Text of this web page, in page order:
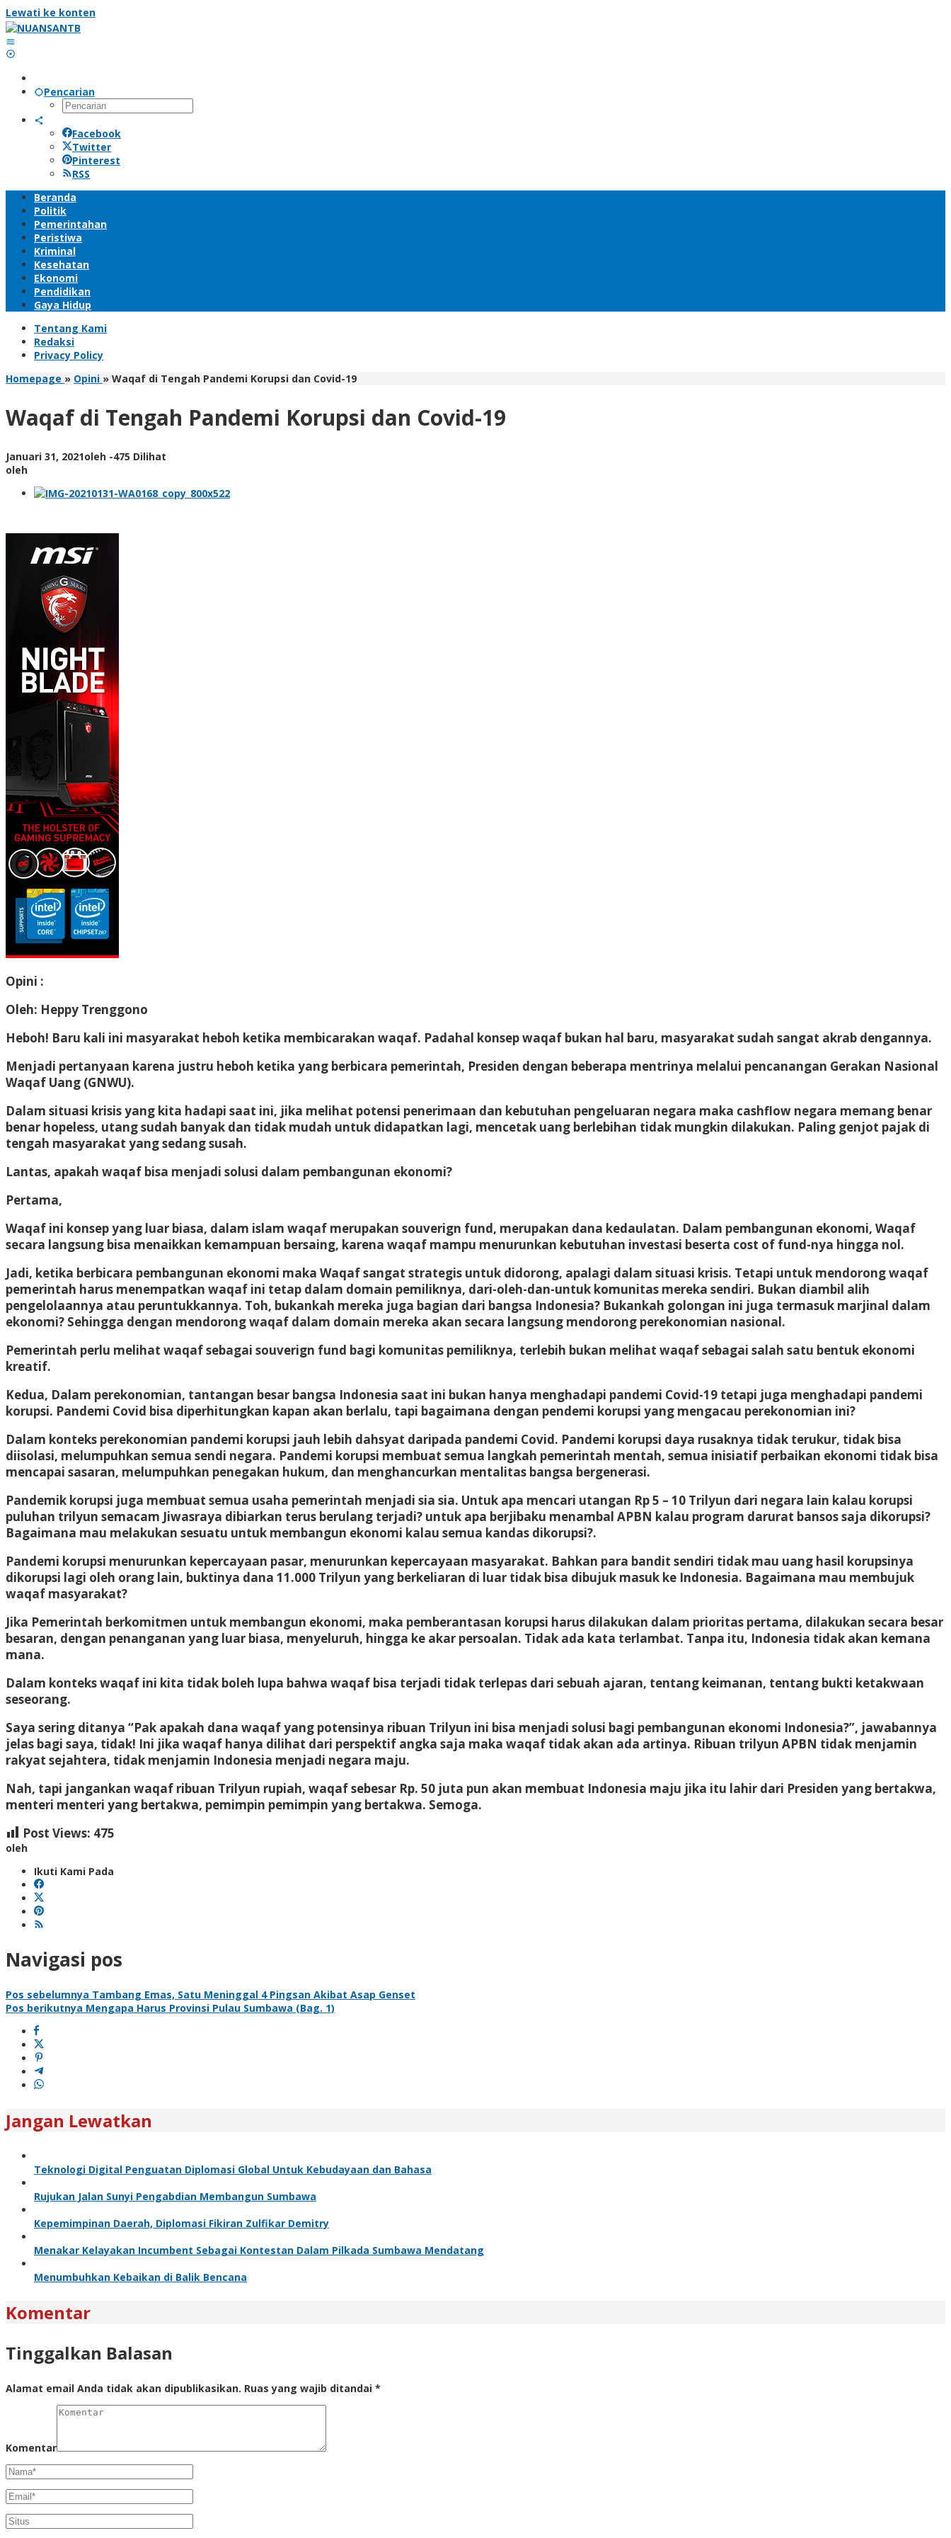
Lewati ke konten
Pencarian
Facebook
Twitter
Pinterest
RSS
Beranda
Politik
Pemerintahan
Peristiwa
Kriminal
Kesehatan
Ekonomi
Pendidikan
Gaya Hidup
Tentang Kami
Redaksi
Privacy Policy
Homepage » Opini » Waqaf di Tengah Pandemi Korupsi dan Covid-19
Waqaf di Tengah Pandemi Korupsi dan Covid-19
Januari 31, 2021oleh -475 Dilihat
oleh
Opini :
Oleh: Heppy Trenggono
Heboh! Baru kali ini masyarakat heboh ketika membicarakan waqaf. Padahal konsep waqaf bukan hal baru, masyarakat sudah sangat akrab dengannya.
Menjadi pertanyaan karena justru heboh ketika yang berbicara pemerintah, Presiden dengan beberapa mentrinya melalui pencanangan Gerakan Nasional
Waqaf Uang (GNWU).
Dalam situasi krisis yang kita hadapi saat ini, jika melihat potensi penerimaan dan kebutuhan pengeluaran negara maka cashflow negara memang benar
benar hopeless, utang sudah banyak dan tidak mudah untuk didapatkan lagi, mencetak uang berlebihan tidak mungkin dilakukan. Paling genjot pajak di
tengah masyarakat yang sedang susah.
Lantas, apakah waqaf bisa menjadi solusi dalam pembangunan ekonomi?
Pertama,
Waqaf ini konsep yang luar biasa, dalam islam waqaf merupakan souverign fund, merupakan dana kedaulatan. Dalam pembangunan ekonomi, Waqaf
secara langsung bisa menaikkan kemampuan bersaing, karena waqaf mampu menurunkan kebutuhan investasi beserta cost of fund-nya hingga nol.
Jadi, ketika berbicara pembangunan ekonomi maka Waqaf sangat strategis untuk didorong, apalagi dalam situasi krisis. Tetapi untuk mendorong waqaf
pemerintah harus menempatkan waqaf ini tetap dalam domain pemiliknya, dari-oleh-dan-untuk komunitas mereka sendiri. Bukan diambil alih
pengelolaannya atau peruntukkannya. Toh, bukankah mereka juga bagian dari bangsa Indonesia? Bukankah golongan ini juga termasuk marjinal dalam
ekonomi? Sehingga dengan mendorong waqaf dalam domain mereka akan secara langsung mendorong perekonomian nasional.
Pemerintah perlu melihat waqaf sebagai souverign fund bagi komunitas pemiliknya, terlebih bukan melihat waqaf sebagai salah satu bentuk ekonomi
kreatif.
Kedua, Dalam perekonomian, tantangan besar bangsa Indonesia saat ini bukan hanya menghadapi pandemi Covid-19 tetapi juga menghadapi pandemi
korupsi. Pandemi Covid bisa diperhitungkan kapan akan berlalu, tapi bagaimana dengan pendemi korupsi yang mengacau perekonomian ini?
Dalam konteks perekonomian pandemi korupsi jauh lebih dahsyat daripada pandemi Covid. Pandemi korupsi daya rusaknya tidak terukur, tidak bisa
diisolasi, melumpuhkan semua sendi negara. Pandemi korupsi membuat semua langkah pemerintah mentah, semua inisiatif perbaikan ekonomi tidak bisa
mencapai sasaran, melumpuhkan penegakan hukum, dan menghancurkan mentalitas bangsa bergenerasi.
Pandemik korupsi juga membuat semua usaha pemerintah menjadi sia sia. Untuk apa mencari utangan Rp 5 – 10 Trilyun dari negara lain kalau korupsi
puluhan trilyun semacam Jiwasraya dibiarkan terus berulang terjadi? untuk apa berjibaku menambal APBN kalau program darurat bansos saja dikorupsi?
Bagaimana mau melakukan sesuatu untuk membangun ekonomi kalau semua kandas dikorupsi?.
Pandemi korupsi menurunkan kepercayaan pasar, menurunkan kepercayaan masyarakat. Bahkan para bandit sendiri tidak mau uang hasil korupsinya
dikorupsi lagi oleh orang lain, buktinya dana 11.000 Trilyun yang berkeliaran di luar tidak bisa dibujuk masuk ke Indonesia. Bagaimana mau membujuk
waqaf masyarakat?
Jika Pemerintah berkomitmen untuk membangun ekonomi, maka pemberantasan korupsi harus dilakukan dalam prioritas pertama, dilakukan secara besar
besaran, dengan penanganan yang luar biasa, menyeluruh, hingga ke akar persoalan. Tidak ada kata terlambat. Tanpa itu, Indonesia tidak akan kemana
mana.
Dalam konteks waqaf ini kita tidak boleh lupa bahwa waqaf bisa terjadi tidak terlepas dari sebuah ajaran, tentang keimanan, tentang bukti ketakwaan
seseorang.
Saya sering ditanya “Pak apakah dana waqaf yang potensinya ribuan Trilyun ini bisa menjadi solusi bagi pembangunan ekonomi Indonesia?”, jawabannya
jelas bagi saya, tidak! Ini jika waqaf hanya dilihat dari perspektif angka saja maka waqaf tidak akan ada artinya. Ribuan trilyun APBN tidak menjamin
rakyat sejahtera, tidak menjamin Indonesia menjadi negara maju.
Nah, tapi jangankan waqaf ribuan Trilyun rupiah, waqaf sebesar Rp. 50 juta pun akan membuat Indonesia maju jika itu lahir dari Presiden yang bertakwa,
menteri menteri yang bertakwa, pemimpin pemimpin yang bertakwa. Semoga.
Post Views: 475
oleh
Ikuti Kami Pada
Navigasi pos
Pos sebelumnya Tambang Emas, Satu Meninggal 4 Pingsan Akibat Asap Genset
Pos berikutnya Mengapa Harus Provinsi Pulau Sumbawa (Bag. 1)
Jangan Lewatkan
Teknologi Digital Penguatan Diplomasi Global Untuk Kebudayaan dan Bahasa
Rujukan Jalan Sunyi Pengabdian Membangun Sumbawa
Kepemimpinan Daerah, Diplomasi Fikiran Zulfikar Demitry
Menakar Kelayakan Incumbent Sebagai Kontestan Dalam Pilkada Sumbawa Mendatang
Menumbuhkan Kebaikan di Balik Bencana
Komentar
Tinggalkan Balasan
Alamat email Anda tidak akan dipublikasikan. Ruas yang wajib ditandai *
Komentar